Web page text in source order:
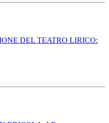
DEL TEATRO LIRICO: